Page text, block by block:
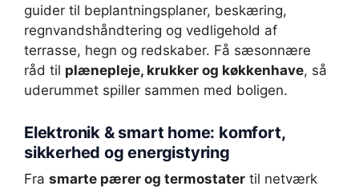
guider til beplantningsplaner, beskæring,
regnvandshåndtering og vedligehold af
terrasse, hegn og redskaber. Få sæsonnære
råd til plænepleje, krukker og køkkenhave, så
uderummet spiller sammen med boligen.
Elektronik & smart home: komfort,
sikkerhed og energistyring
Fra smarte pærer og termostater til netværk